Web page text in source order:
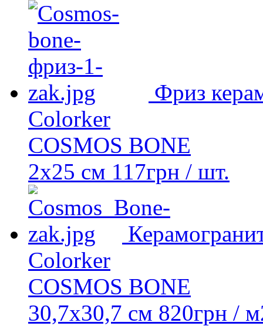
Фриз
Colorker
COSMOS BONE
2х25 см 117грн / шт.
Colorker
COSMOS BONE
30,7x30,7 см 820грн /